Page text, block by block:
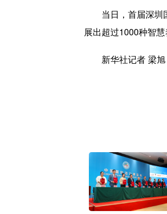
当日，首届深圳国
展出超过1000种智
新华社记者 梁旭